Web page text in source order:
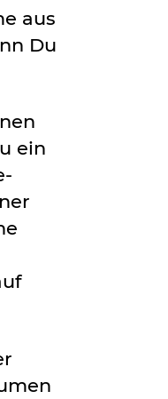
aus
Du
ein